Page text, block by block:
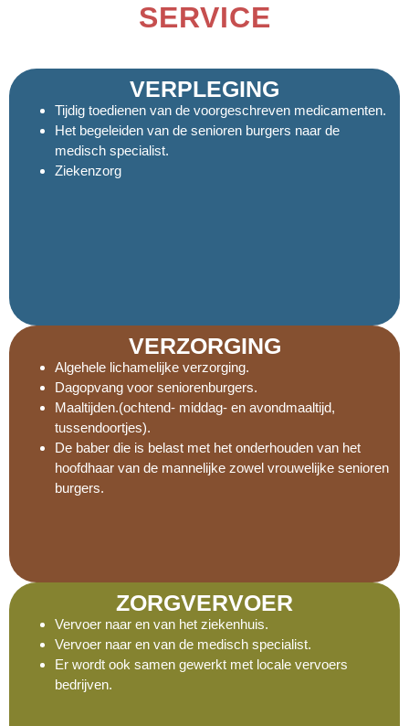
SERVICE
VERPLEGING
Tijdig toedienen van de voorgeschreven medicamenten.
Het begeleiden van de senioren burgers naar de
medisch specialist.
Ziekenzorg
VERZORGING
Algehele lichamelijke verzorging.
Dagopvang voor seniorenburgers.
Maaltijden.(ochtend- middag- en avondmaaltijd,
tussendoortjes).
De baber die is belast met het onderhouden van het
hoofdhaar van de mannelijke zowel vrouwelijke senioren
burgers.
ZORGVERVOER
Vervoer naar en van het ziekenhuis.
Vervoer naar en van de medisch specialist.
Er wordt ook samen gewerkt met locale vervoers
bedrijven.